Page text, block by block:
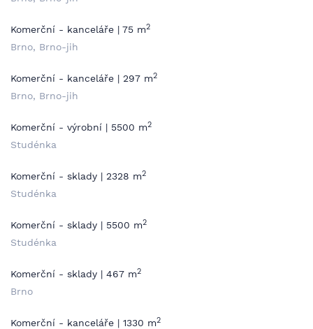
Komerční - kanceláře | 75 m2
Brno, Brno-jih
Komerční - kanceláře | 297 m2
Brno, Brno-jih
Komerční - výrobní | 5500 m2
Studénka
Komerční - sklady | 2328 m2
Studénka
Komerční - sklady | 5500 m2
Studénka
Komerční - sklady | 467 m2
Brno
Komerční - kanceláře | 1330 m2